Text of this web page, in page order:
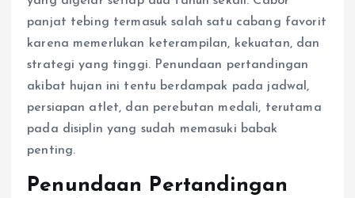
panjat tebing termasuk salah satu cabang favorit
karena memerlukan keterampilan, kekuatan, dan
strategi yang tinggi. Penundaan pertandingan
akibat hujan ini tentu berdampak pada jadwal,
persiapan atlet, dan perebutan medali, terutama
pada disiplin yang sudah memasuki babak
penting.
Penundaan Pertandingan